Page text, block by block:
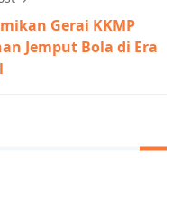
Gerai KKMP
Jemput Bola di Era